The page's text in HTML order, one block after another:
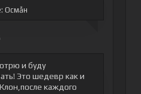
Осмẫн
и буду
Это шедевр как и
каждого